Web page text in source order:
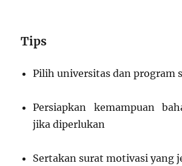
Tips
Pilih universitas dan program
Persiapkan kemampuan
jika diperlukan
Sertakan surat motivasi yang